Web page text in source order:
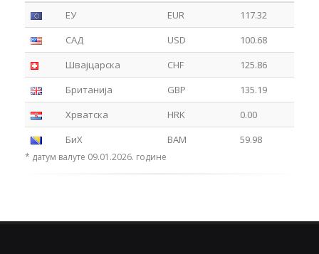
ЕУ
EUR
117.32
САД
USD
100.68
Швајцарска
CHF
125.86
Британија
GBP
135.19
Хрватска
HRK
0.00
БиХ
BAM 59.98
* датум валуте 09.01.2026. године